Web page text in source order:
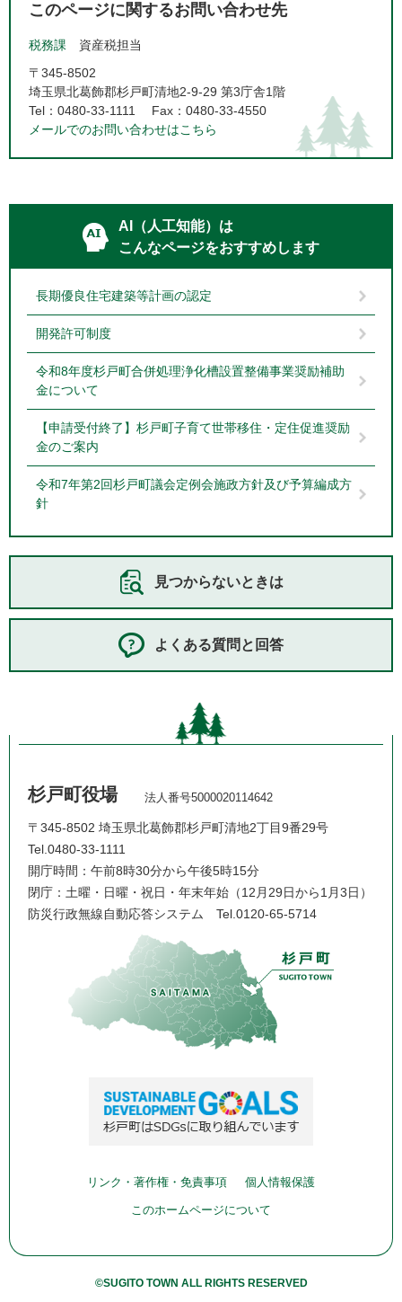
このページに関するお問い合わせ先
税務課
資産税担当
〒345-8502
埼玉県北葛飾郡杉戸町清地2-9-29 第3庁舎1階
Tel：0480-33-1111
Fax：0480-33-4550
メールでのお問い合わせはこちら
AI（人工知能）は
こんなページをおすすめします
長期優良住宅建築等計画の認定
開発許可制度
令和8年度杉戸町合併処理浄化槽設置整備事業奨励補助
金について
【申請受付終了】杉戸町子育て世帯移住・定住促進奨励
金のご案内
令和7年第2回杉戸町議会定例会施政方針及び予算編成方
針
見つからないときは
よくある質問と回答
杉戸町役場 法人番号5000020114642
〒345-8502 埼玉県北葛飾郡杉戸町清地2丁目9番29号
Tel.0480-33-1111
開庁時間：午前8時30分から午後5時15分
閉庁：土曜・日曜・祝日・年末年始（12月29日から1月3日）
防災行政無線自動応答システム Tel.0120-65-5714
リンク・著作権・免責事項 個人情報保護
このホームページについて
©SUGITO TOWN ALL RIGHTS RESERVED